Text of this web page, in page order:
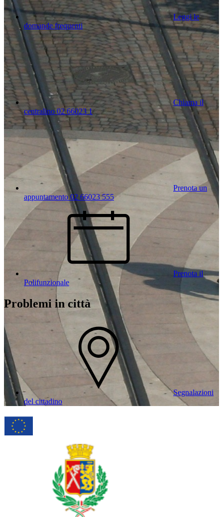
Leggi le
domande frequenti
Chiama il
centralino 02 66023 1
Prenota un
appuntamento 02 66023 555
Prenota il
Polifunzionale
Problemi in città
Segnalazioni
del cittadino